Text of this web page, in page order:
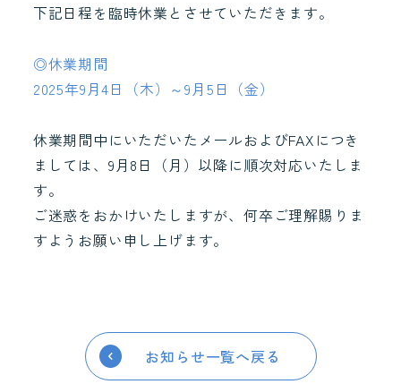
下記日程を臨時休業とさせていただきます。
◎休業期間
2025年9月4日（木）～9月5日（金）
休業期間中にいただいたメールおよびFAXにつき
ましては、9月8日（月）以降に順次対応いたしま
す。
ご迷惑をおかけいたしますが、何卒ご理解賜りま
すようお願い申し上げます。
お知らせ一覧へ戻る